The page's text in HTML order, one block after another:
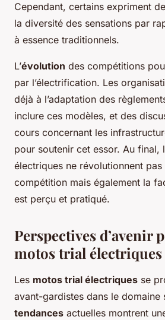
Cependant, certains expriment
la diversité des sensations par
à essence traditionnels.
L’évolution des compétitions
par l’électrification. Les
déjà à l’adaptation des
inclure ces modèles, et des
cours concernant les
pour soutenir cet essor. Au final,
électriques ne révolutionnent pas
compétition mais également la
est perçu et pratiqué.
Perspectives d’avenir
motos trial électriques
Les motos trial électriques se
avant-gardistes dans le domaine
tendances actuelles montrent